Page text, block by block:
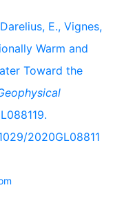
E., Vignes,
Warm and
Toward the
2020GL08811